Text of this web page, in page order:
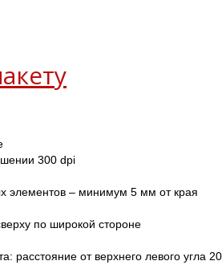
300 dpi
элементов – минимум 5 мм от края
по широкой стороне
расстояние от верхнего левого угла 20